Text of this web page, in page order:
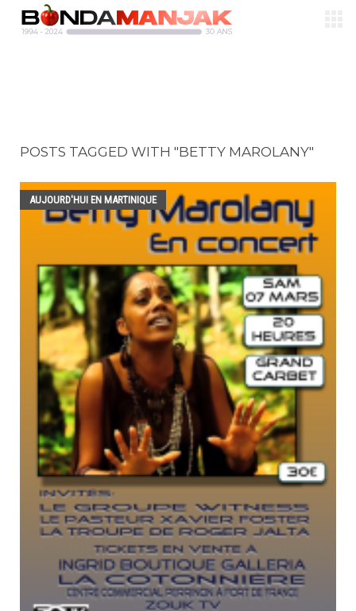
POSTS TAGGED WITH "BETTY MAROLANY"
AUJOURD'HUI EN MARTINIQUE